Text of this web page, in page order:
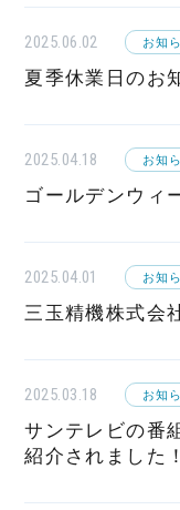
2025.06.02 お知
夏季休業日のお
2025.04.18 お知
ゴールデンウィ
2025.04.01 お知
三玉精機株式会
2025.03.18 お知
サンテレビの番
紹介されました！